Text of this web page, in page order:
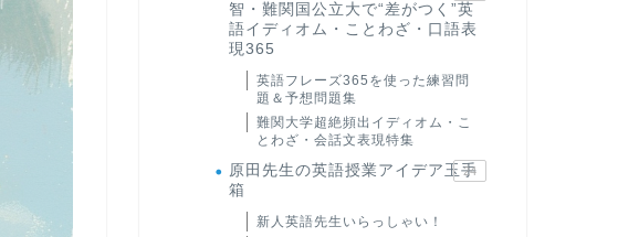
智・難関国公立大で“差がつく”英
語イディオム・ことわざ・口語表
現365
英語フレーズ365を使った練習問
題＆予想問題集
難関大学超絶頻出イディオム・こ
とわざ・会話文表現特集
原田先生の英語授業アイデア玉手
箱
24
新人英語先生いらっしゃい！